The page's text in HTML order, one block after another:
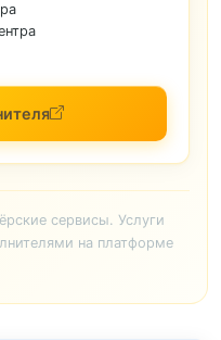
сервисы. Услуги
на платформе